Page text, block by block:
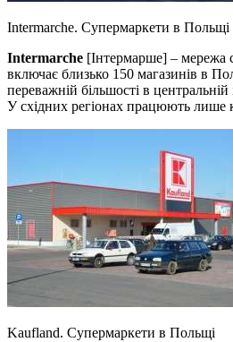
Intermarche. Супермаркети в Польщі
Intermarche [Інтермарше] – мережа
включає близько 150 магазинів в
переважній більшості в центральній
У східних регіонах працюють лише
Kaufland. Супермаркети в Польщі